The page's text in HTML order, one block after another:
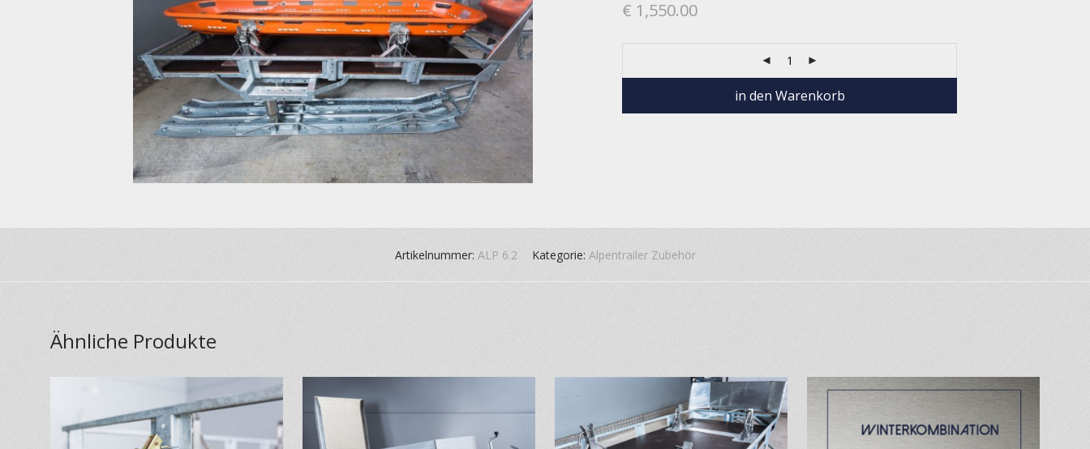
€ 1,550.00
in den Warenkorb
Artikelnummer: ALP 6.2 Kategorie: Alpentrailer Zubehör
Ähnliche Produkte